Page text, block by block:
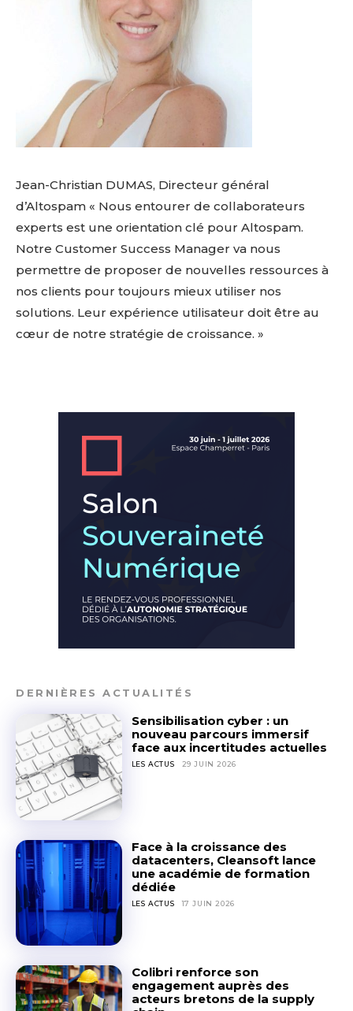
Jean-Christian DUMAS, Directeur général
d’Altospam « Nous entourer de collaborateurs
experts est une orientation clé pour Altospam.
Notre Customer Success Manager va nous
permettre de proposer de nouvelles ressources à
nos clients pour toujours mieux utiliser nos
solutions. Leur expérience utilisateur doit être au
cœur de notre stratégie de croissance. »
DERNIÈRES ACTUALITÉS
Sensibilisation cyber : un
nouveau parcours immersif
face aux incertitudes actuelles
LES ACTUS 29 JUIN 2026
Face à la croissance des
datacenters, Cleansoft lance
une académie de formation
dédiée
LES ACTUS 17 JUIN 2026
Colibri renforce son
engagement auprès des
acteurs bretons de la supply